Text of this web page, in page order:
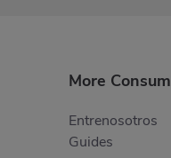
More Consum
Entrenosotros
Guides